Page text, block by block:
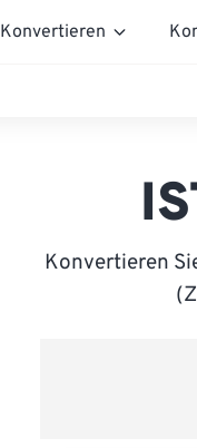
Konvertieren
Konvertieren